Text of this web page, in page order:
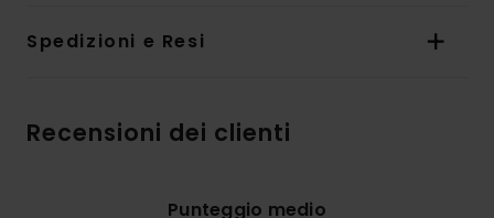
Spedizioni e Resi
Recensioni dei clienti
Punteggio medio